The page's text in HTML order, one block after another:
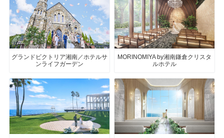
グランドビクトリア湘南／ホテルサ
ンライフガーデン
MORINOMIYA by湘南鎌倉クリスタ
ルホテル